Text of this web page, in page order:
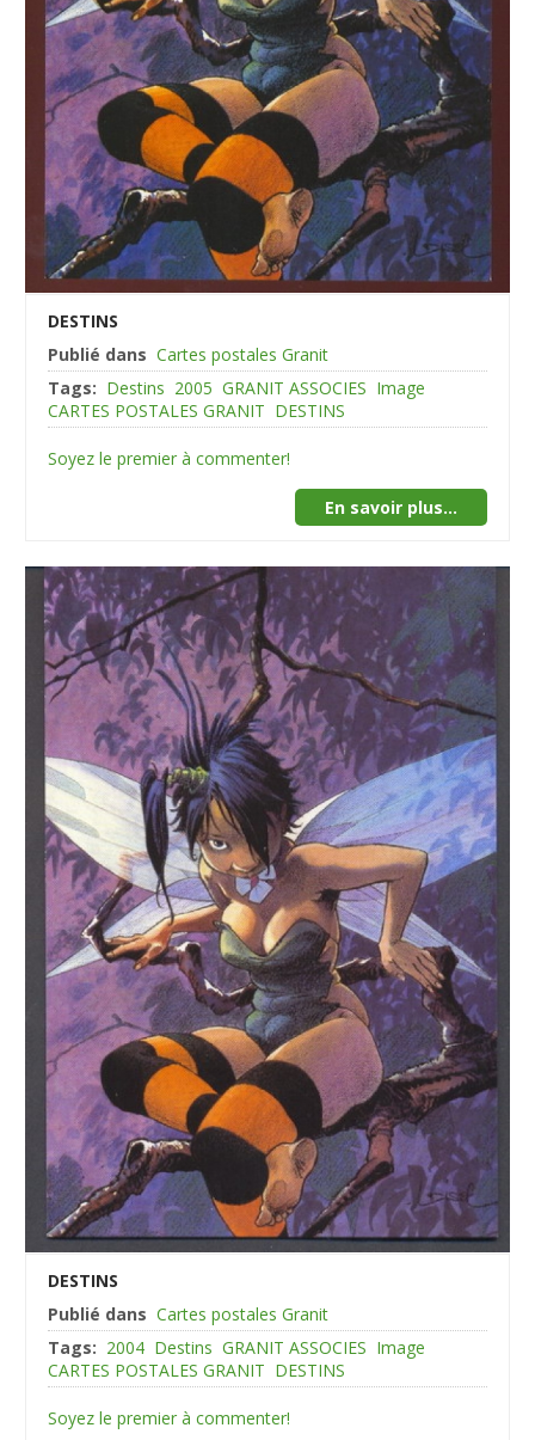
DESTINS
Publié dans Cartes postales Granit
Tags: Destins 2005 GRANIT ASSOCIES Image
CARTES POSTALES GRANIT DESTINS
Soyez le premier à commenter!
En savoir plus...
DESTINS
Publié dans Cartes postales Granit
Tags: 2004 Destins GRANIT ASSOCIES Image
CARTES POSTALES GRANIT DESTINS
Soyez le premier à commenter!